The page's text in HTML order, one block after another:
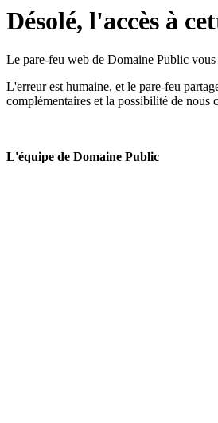
Désolé, l'accès à
Le pare-feu web de Domaine Public vous
L'erreur est humaine, et le pare-feu
complémentaires et la possibilité de nous
L'équipe de Domaine Public